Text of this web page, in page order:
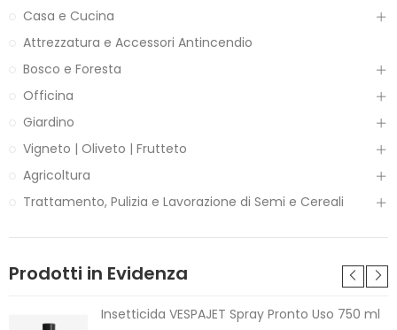
Casa e Cucina
Attrezzatura e Accessori Antincendio
Bosco e Foresta
Officina
Giardino
Vigneto | Oliveto | Frutteto
Agricoltura
Trattamento, Pulizia e Lavorazione di Semi e Cereali
Prodotti in Evidenza
Insetticida VESPAJET Spray Pronto Uso 750 ml